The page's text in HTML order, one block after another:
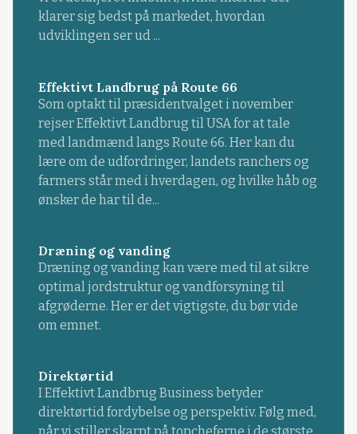
klarer sig bedst på markedet, hvordan
udviklingen ser ud ...
Effektivt Landbrug på Route 66
Som optakt til præsidentvalget i november
rejser Effektivt Landbrug til USA for at tale
med landmænd langs Route 66. Her kan du
lære om de udfordringer, landets ranchers og
farmers står med i hverdagen, og hvilke håb og
ønsker de har til de...
Dræning og vanding
Dræning og vanding kan være med til at sikre
optimal jordstruktur og vandforsyning til
afgrøderne. Her er det vigtigste, du bør vide
om emnet.
Direktørtid
I Effektivt Landbrug Business betyder
direktørtid fordybelse og perspektiv. Følg med,